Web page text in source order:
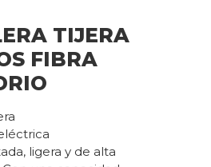
TIJERA
FIBRA
ligera y de alta